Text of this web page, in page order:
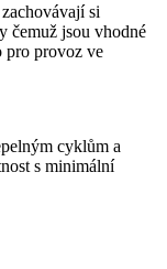
si
čemuž jsou vhodné
pro provoz ve
cyklům a
s minimální